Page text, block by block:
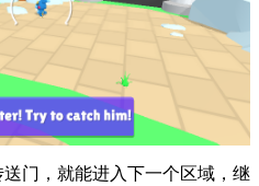
门，就能进入下一个区域，继